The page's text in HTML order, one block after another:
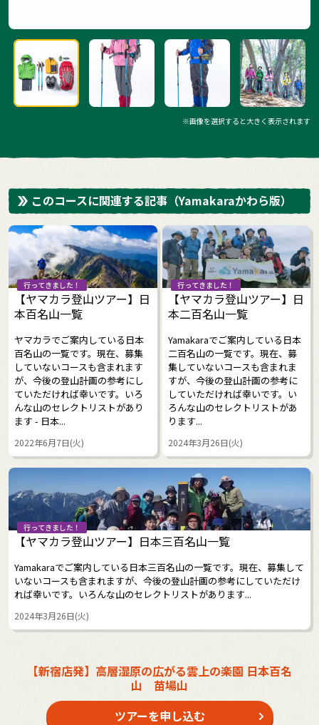
※画像を選択すると大きく表示されます
このコースに関連する記事 （Yamakaraかわら版）
行ってきました！
【ヤマカラ登山ツアー】日
本百名山一覧
ヤマカラでご案内している日本
百名山の一覧です。現在、募集
していないコースも含まれます
が、今後の登山計画の参考にし
ていただければ幸いです。いろ
んな山のセレクトリストがあり
ます - 日本...
2022年6月7日(火)
行ってきました！
【ヤマカラ登山ツアー】日
本二百名山一覧
Yamakaraでご案内している日本
二百名山の一覧です。現在、募
集していないコースも含まれま
すが、今後の登山計画の参考に
していただければ幸いです。い
ろんな山のセレクトリストがあ
ります...
2024年3月26日(火)
行ってきました！
【ヤマカラ登山ツアー】日本三百名山一覧
Yamakaraでご案内している日本三百名山の一覧です。現在、募集して
いないコースも含まれますが、今後の登山計画の参考にしていただけ
れば幸いです。いろんな山のセレクトリストがあります...
2024年3月26日(火)
【新宿店発】高層湿原の広がる雲上の楽園 日本百名
山 苗場山
ツアーを申し込む